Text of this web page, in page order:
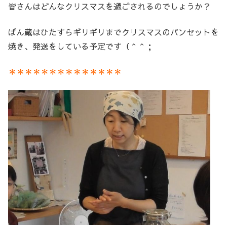
皆さんはどんなクリスマスを過ごされるのでしょうか？
ぱん蔵はひたすらギリギリまでクリスマスのパンセットを
焼き、発送をしている予定です（＾＾；
＊＊＊＊＊＊＊＊＊＊＊＊＊＊